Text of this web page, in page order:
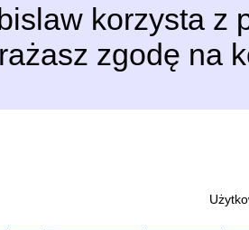
korzysta z
zgodę na